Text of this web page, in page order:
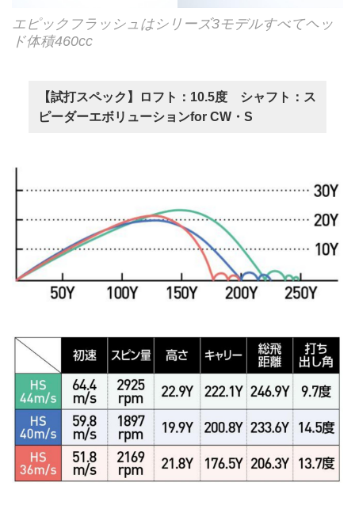
エピックフラッシュはシリーズ3モデルすべてヘッ
ド体積460cc
【試打スペック】ロフト：10.5度 シャフト：ス
ピーダーエボリューションfor CW・S